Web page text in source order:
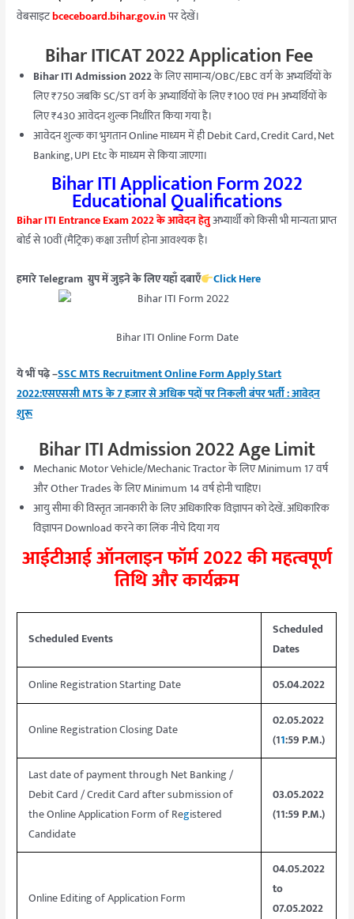
वेबसाइटbceceboard.bihar.gov.inपर देखें।
Bihar ITICAT 2022 Application Fee
Bihar ITI Admission 2022के लिए सामान्य/OBC/EBC वर्ग के अभ्यर्थियों के
लिए ₹750 जबकि SC/ST वर्ग के अभ्यार्थियों के लिए ₹100 एवं PH अभ्यर्थियों के
लिए ₹430 आवेदन शुल्क निर्धारित किया गया है।
आवेदन शुल्क का भुगतान Online माध्यम में ही Debit Card, Credit Card, Net
Banking, UPI Etc के माध्यम से किया जाएगा।
Bihar ITI Application Form 2022
Educational Qualifications
Bihar ITI Entrance Exam 2022 के आवेदन हेतुअभ्यार्थी को किसी भी मान्यता प्राप्त
बोर्ड से 10वीं (मैट्रिक) कक्षा उत्तीर्ण होना आवश्यक है।
हमारे Telegram ग्रुप में जुड़ने के लिए यहाँ दबाएँ Click Here
Bihar ITI Online Form Date
ये भीं पढ़े –SSC MTS Recruitment Online Form Apply Start
2022:एसएससी MTS के 7 हजार से अधिक पदों पर निकली बंपर भर्ती : आवेदन
शुरू
Bihar ITI Admission 2022 Age Limit
Mechanic Motor Vehicle/Mechanic Tractor के लिए Minimum 17 वर्ष
और Other Trades के लिए Minimum 14 वर्ष होनी चाहिए।
आयु सीमा की विस्तृत जानकारी के लिए अधिकारिक विज्ञापन को देखें. अधिकारिक
विज्ञापन Download करने का लिंक नीचे दिया गय
आईटीआई ऑनलाइन फॉर्म 2022 की महत्वपूर्ण
तिथि और कार्यक्रम
Scheduled Events
Scheduled
Dates
Online Registration Starting Date 05.04.2022
Online Registration Closing Date
02.05.2022
(11:59 P.M.)
Last date of payment through Net Banking /
Debit Card / Credit Card after submission of
the Online Application Form of Registered
Candidate
03.05.2022
(11:59 P.M.)
Online Editing of Application Form
04.05.2022
to
07.05.2022